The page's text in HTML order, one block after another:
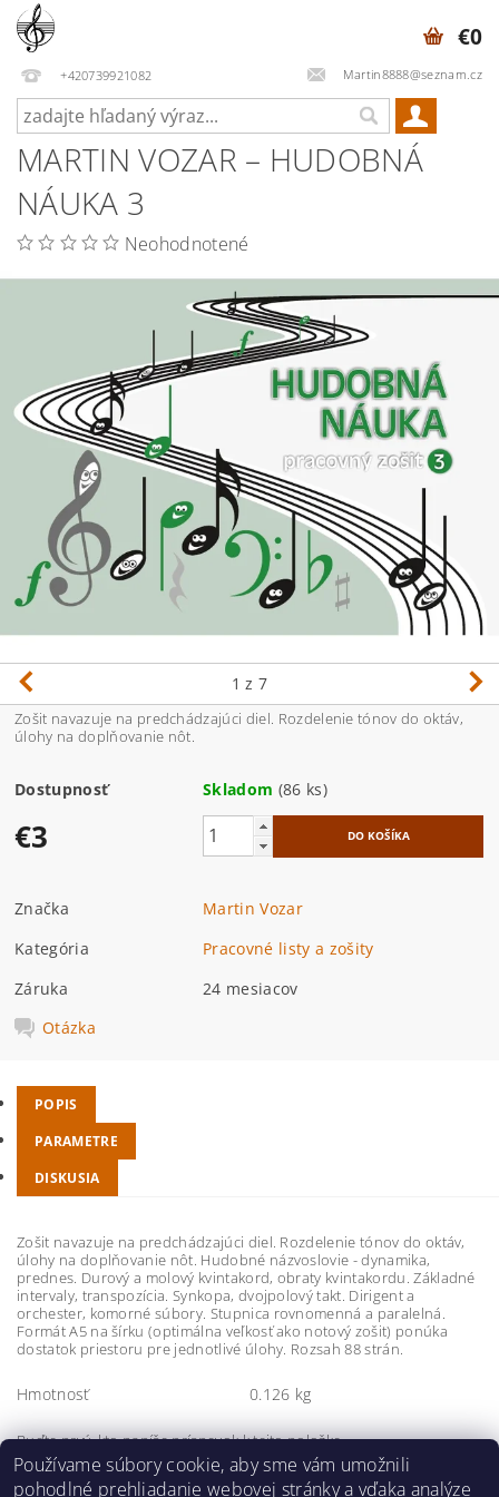
+420739921082 Martin8888@seznam.cz
€0
MARTIN VOZAR – HUDOBNÁ
NÁUKA 3
Neohodnotené
1 z 7
Zošit navazuje na predchádzajúci diel. Rozdelenie tónov do oktáv,
úlohy na doplňovanie nôt.
Dostupnosť Skladom (86 ks)
€3
Značka
Martin Vozar
Kategória
Pracovné listy a zošity
Záruka
24 mesiacov
Otázka
POPIS
PARAMETRE
DISKUSIA
Zošit navazuje na predchádzajúci diel. Rozdelenie tónov do oktáv,
úlohy na doplňovanie nôt. Hudobné názvoslovie - dynamika,
prednes. Durový a molový kvintakord, obraty kvintakordu. Základné
intervaly, transpozícia. Synkopa, dvojpolový takt. Dirigent a
orchester, komorné súbory. Stupnica rovnomenná a paralelná.
Formát A5 na šírku (optimálna veľkosť ako notový zošit) ponúka
dostatok priestoru pre jednotlivé úlohy. Rozsah 88 strán.
Hmotnosť 0.126 kg
Buďte prvý, kto napíše príspevok k tejto položke.
Pridať komentár
Používame súbory cookie, aby sme vám umožnili
pohodlné prehliadanie webovej stránky a vďaka analýze